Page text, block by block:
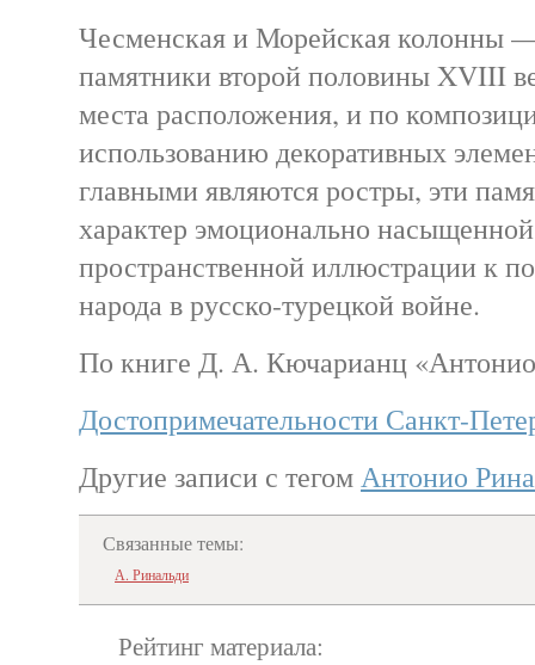
Чесменская и Морейская колонны
памятники второй половины XVIII
места расположения, и по
использованию декоративных
главными являются ростры, эти
характер эмоционально
пространственной иллюстрации к
народа в русско-турецкой войне.
По книге Д. А. Кючарианц
Достопримечательности Санкт-
Другие записи с тегомАнтонио
Связанные темы:
А. Ринальди
Рейтинг материала: